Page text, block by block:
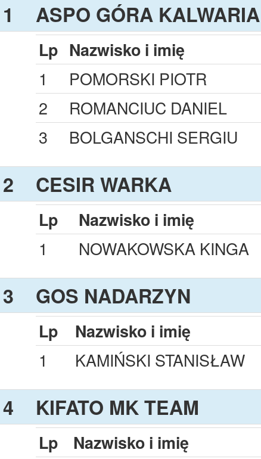
1 ASPO GÓRA KALWARIA
Lp Nazwisko i imię
1 POMORSKI PIOTR
2
ROMANCIUC DANIEL
3
BOLGANSCHI SERGIU
2 CESIR WARKA
Lp Nazwisko i imię
1 NOWAKOWSKA KINGA
3 GOS NADARZYN
Lp Nazwisko i imię
1 KAMIŃSKI STANISŁAW
4 KIFATO MK TEAM
Lp Nazwisko i imię